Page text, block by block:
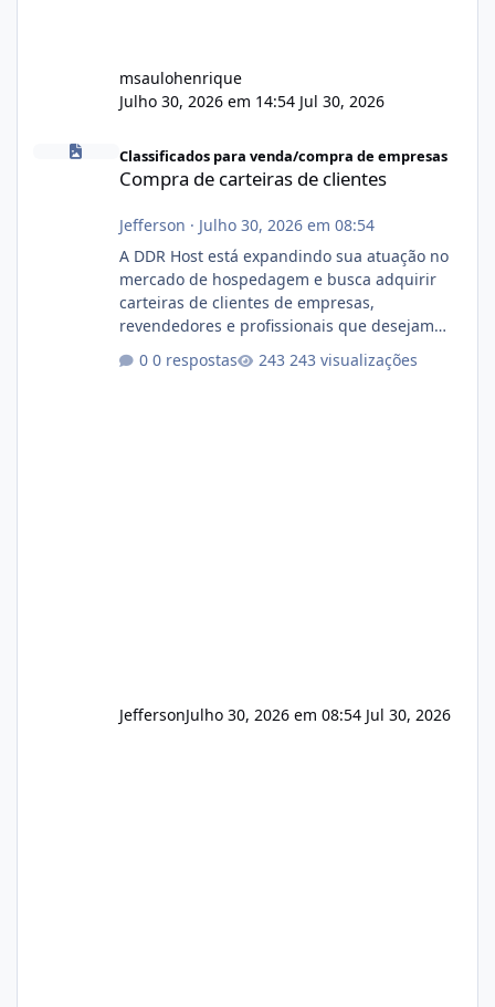
msaulohenrique
Julho 30, 2026 em 14:54 Jul 30, 2026
Compra de carteiras de clientes
Classificados para venda/compra de empresas
Compra de carteiras de clientes
Jefferson · Julho 30, 2026 em 08:54
A DDR Host está expandindo sua atuação no
mercado de hospedagem e busca adquirir
carteiras de clientes de empresas,
revendedores e profissionais que desejam
encerrar suas atividades ou reduzir sua
operação. Se você possui clientes ativos de
0 respostas 243 visualizações
JeffersonJulho 30, 2026 em 08:54 Jul 30, 2026